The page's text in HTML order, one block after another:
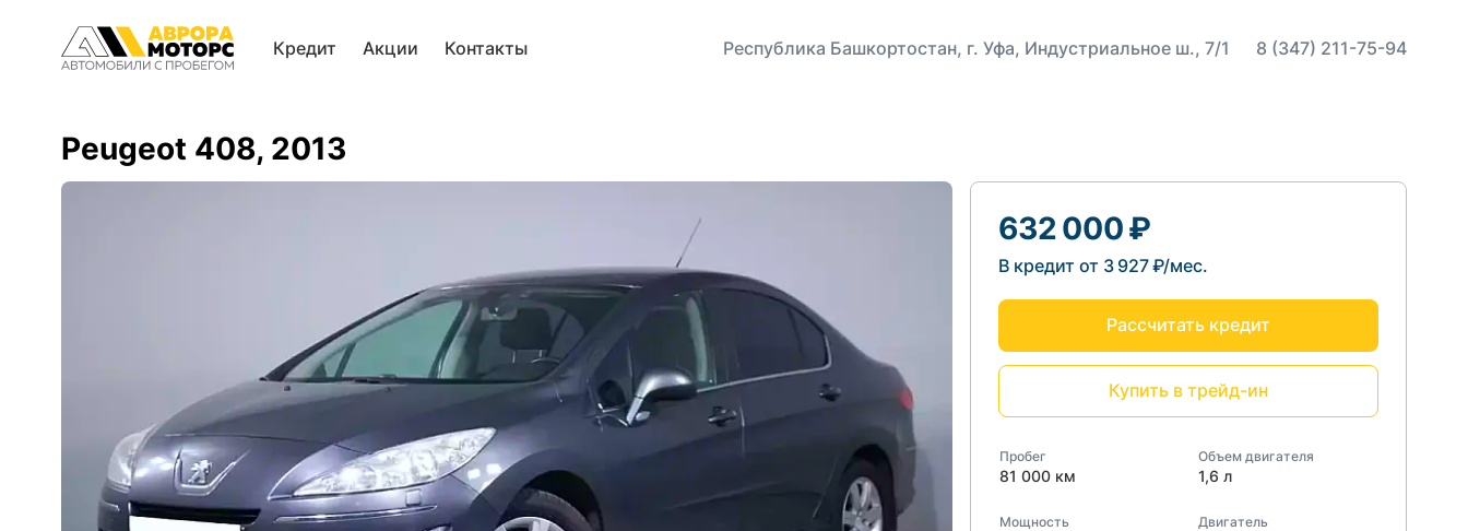
Кредит Акции Контакты Республика Башкортостан, г. Уфа, Индустриальное ш., 7/1 8 (347) 211-75-94
Peugeot 408, 2013
632 000 ₽
В кредит от 3 927 ₽/мес.
Рассчитать кредит
Купить в трейд-ин
Пробег
81 000 км
Объем двигателя
1,6 л
Мощность Двигатель